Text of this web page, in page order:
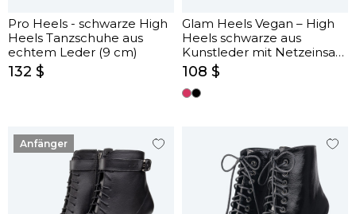
Pro Heels - schwarze High
Heels Tanzschuhe aus
echtem Leder (9 cm)
132 $
Glam Heels Vegan – High
Heels schwarze aus
Kunstleder mit Netzeinsatz
(9 cm)
108 $
Anfänger